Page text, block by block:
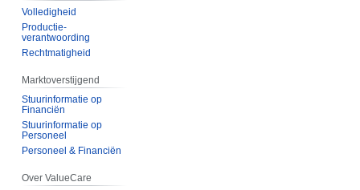
Volledigheid
Productie-
verantwoording
Rechtmatigheid
Marktoverstijgend
Stuurinformatie op
Financiën
Stuurinformatie op
Personeel
Personeel & Financiën
Over ValueCare